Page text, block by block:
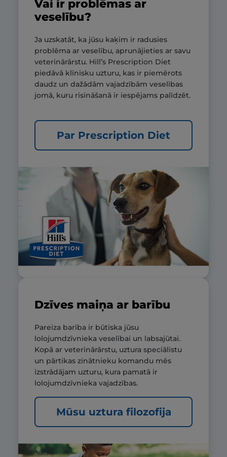
Vai ir problēmas ar
veselību?
Ja uzskatāt, ka jūsu kaķim ir radusies
problēma ar veselību, aprunājieties ar savu
veterinārārstu. Hill’s Prescription Diet
piedāvā klīnisku uzturu, kas ir piemērots
daudz un dažādām vajadzībām veselības
jomā, kuru risināšanā ir iespējams palīdzēt.
Par Prescription Diet
Dzīves maiņa ar barību
Pareiza barība ir būtiska jūsu
lolojumdzīvnieka veselībai un labsajūtai.
Kopā ar veterinārārstu, uztura speciālistu
un pārtikas zinātnieku komandu mēs
izstrādājam uzturu, kura pamatā ir
lolojumdzīvnieka vajadzības.
Mūsu uztura filozofija